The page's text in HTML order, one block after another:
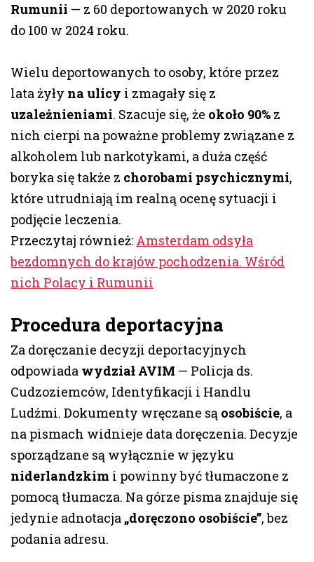
Rumunii — z 60 deportowanych w 2020 roku
do 100 w 2024 roku.
Wielu deportowanych to osoby, które przez
lata żyły na ulicy i zmagały się z
uzależnieniami. Szacuje się, że około 90% z
nich cierpi na poważne problemy związane z
alkoholem lub narkotykami, a duża część
boryka się także z chorobami psychicznymi,
które utrudniają im realną ocenę sytuacji i
podjęcie leczenia.
Przeczytaj również: Amsterdam odsyła
bezdomnych do krajów pochodzenia. Wśród
nich Polacy i Rumunii
Procedura deportacyjna
Za doręczanie decyzji deportacyjnych
odpowiada wydział AVIM — Policja ds.
Cudzoziemców, Identyfikacji i Handlu
Ludźmi. Dokumenty wręczane są osobiście, a
na pismach widnieje data doręczenia. Decyzje
sporządzane są wyłącznie w języku
niderlandzkim i powinny być tłumaczone z
pomocą tłumacza. Na górze pisma znajduje się
jedynie adnotacja „doręczono osobiście”, bez
podania adresu.